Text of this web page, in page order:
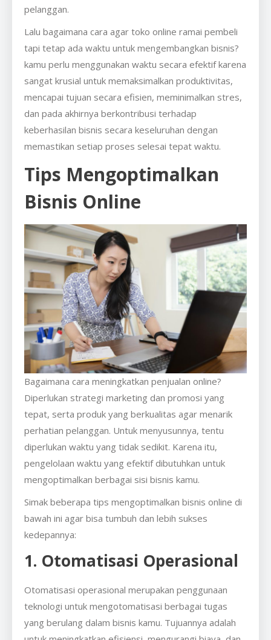
pelanggan.
Lalu bagaimana cara agar toko online ramai pembeli
tapi tetap ada waktu untuk mengembangkan bisnis?
kamu perlu menggunakan waktu secara efektif karena
sangat krusial untuk memaksimalkan produktivitas,
mencapai tujuan secara efisien, meminimalkan stres,
dan pada akhirnya berkontribusi terhadap
keberhasilan bisnis secara keseluruhan dengan
memastikan setiap proses selesai tepat waktu.
Tips Mengoptimalkan
Bisnis Online
Bagaimana cara meningkatkan penjualan online?
Diperlukan strategi marketing dan promosi yang
tepat, serta produk yang berkualitas agar menarik
perhatian pelanggan. Untuk menyusunnya, tentu
diperlukan waktu yang tidak sedikit. Karena itu,
pengelolaan waktu yang efektif dibutuhkan untuk
mengoptimalkan berbagai sisi bisnis kamu.
Simak beberapa tips mengoptimalkan bisnis online di
bawah ini agar bisa tumbuh dan lebih sukses
kedepannya:
1. Otomatisasi Operasional
Otomatisasi operasional merupakan penggunaan
teknologi untuk mengotomatisasi berbagai tugas
yang berulang dalam bisnis kamu. Tujuannya adalah